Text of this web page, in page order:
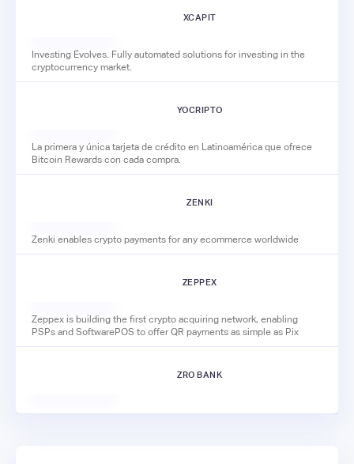
XCAPIT
Investing Evolves. Fully automated solutions for investing in the
cryptocurrency market.
YOCRIPTO
La primera y única tarjeta de crédito en Latinoamérica que ofrece
Bitcoin Rewards con cada compra.
ZENKI
Zenki enables crypto payments for any ecommerce worldwide
ZEPPEX
Zeppex is building the first crypto acquiring network, enabling
PSPs and SoftwarePOS to offer QR payments as simple as Pix
ZRO BANK